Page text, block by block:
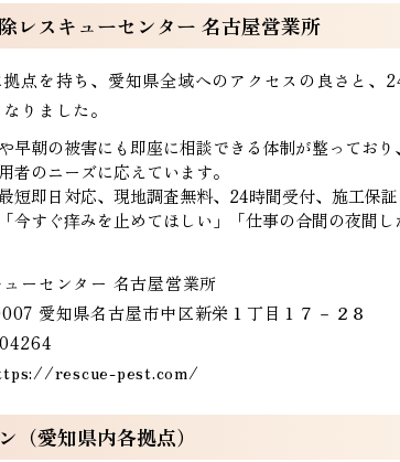
レスキューセンター 名古屋営業所
点を持ち、愛知県全域へのアクセスの良さと、
りました。
早朝の被害にも即座に相談できる体制が整ってお
者のニーズに応えています。
短即日対応、現地調査無料、24時間受付、施工保証
「今すぐ痒みを止めてほしい」「仕事の合間の夜間
ーセンター 名古屋営業所
愛知県名古屋市中区新栄１丁目１７－２８
rescue-pest.com/
（愛知県内各拠点）